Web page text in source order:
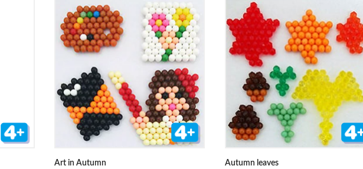
Art in Autumn Autumn leaves